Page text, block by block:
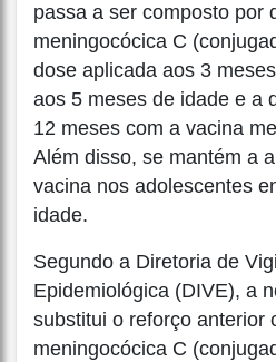
passa a ser composto por
meningocócica C
dose aplicada aos 3
aos 5 meses de idade e a
12 meses com a vacina
Além disso, se mantém a
vacina nos adolescentes
idade.
Segundo a Diretoria de
Epidemiológica (DIVE), a
substitui o reforço anterior
meningocócica C